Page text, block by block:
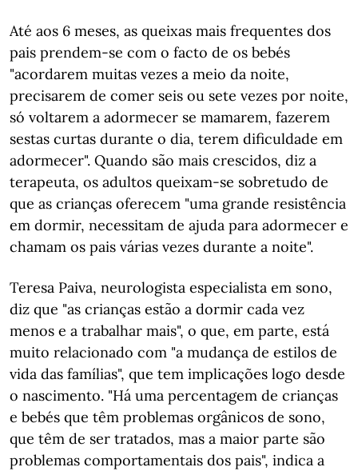
Até aos 6 meses, as queixas mais frequentes dos
pais prendem-se com o facto de os bebés
"acordarem muitas vezes a meio da noite,
precisarem de comer seis ou sete vezes por noite,
só voltarem a adormecer se mamarem, fazerem
sestas curtas durante o dia, terem dificuldade em
adormecer". Quando são mais crescidos, diz a
terapeuta, os adultos queixam-se sobretudo de
que as crianças oferecem "uma grande resistência
em dormir, necessitam de ajuda para adormecer e
chamam os pais várias vezes durante a noite".
Teresa Paiva, neurologista especialista em sono,
diz que "as crianças estão a dormir cada vez
menos e a trabalhar mais", o que, em parte, está
muito relacionado com "a mudança de estilos de
vida das famílias", que tem implicações logo desde
o nascimento. "Há uma percentagem de crianças
e bebés que têm problemas orgânicos de sono,
que têm de ser tratados, mas a maior parte são
problemas comportamentais dos pais", indica a